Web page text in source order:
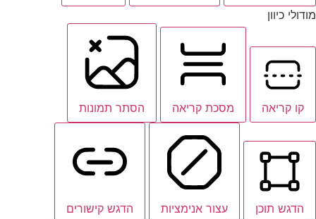
מודולי כיוון
קו קריאה מסכת קריאה הסתר תמונות
הדגש תוכן עצור אנימציות הדגש קישורים